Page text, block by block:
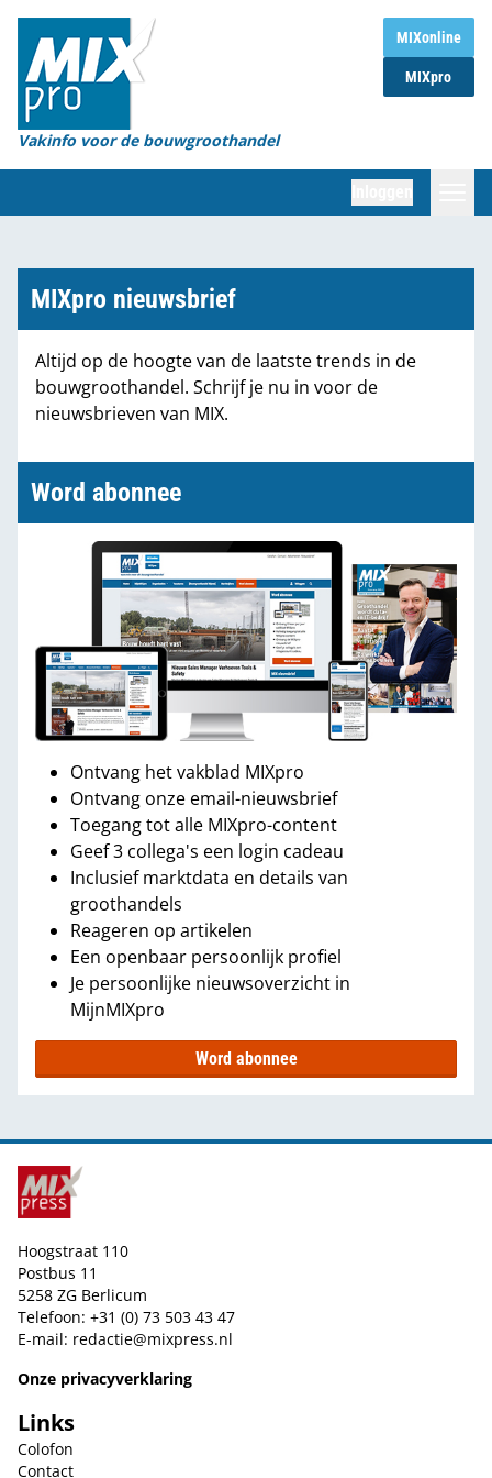
MIXonline
MIXpro
Vakinfo voor de bouwgroothandel
Home
Magazines
Organisaties
Marktcijfers
Partners
MIXpro nieuwsbrief
Altijd op de hoogte van de laatste trends in de
bouwgroothandel. Schrijf je nu in voor de
nieuwsbrieven van MIX.
Word abonnee
Ontvang het vakblad MIXpro
Ontvang onze email-nieuwsbrief
Toegang tot alle MIXpro-content
Geef 3 collega's een login cadeau
Inclusief marktdata en details van
groothandels
Reageren op artikelen
Een openbaar persoonlijk profiel
Je persoonlijke nieuwsoverzicht in
MijnMIXpro
Word abonnee
Hoogstraat 110
Postbus 11
5258 ZG Berlicum
Telefoon: +31 (0) 73 503 43 47
E-mail: redactie@mixpress.nl
Onze privacyverklaring
Links
Colofon
Contact